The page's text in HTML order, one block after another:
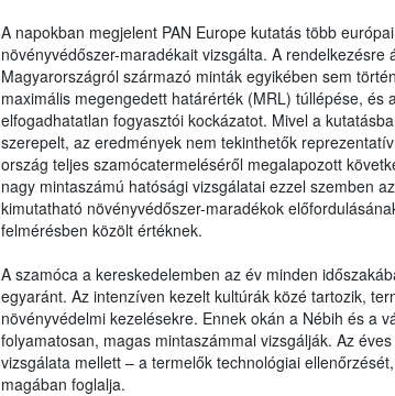
A napokban megjelent PAN Europe kutatás több
növényvédőszer-maradékait vizsgálta. A
Magyarországról származó minták egyikében sem
maximális megengedett határérték (MRL) túllépése, és
elfogadhatatlan fogyasztói kockázatot. Mivel a
szerepelt, az eredmények nem tekinthetők
ország teljes szamócatermeléséről megalapozott
nagy mintaszámú hatósági vizsgálatai ezzel szemben
kimutatható növényvédőszer-maradékok
felmérésben közölt értéknek.
A szamóca a kereskedelemben az év minden
egyaránt. Az intenzíven kezelt kultúrák közé tartozik,
növényvédelmi kezelésekre. Ennek okán a Nébih és a
folyamatosan, magas mintaszámmal vizsgálják. Az
vizsgálata mellett – a termelők technológiai
magában foglalja.